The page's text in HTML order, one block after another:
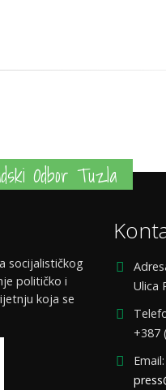
Odbor Tuzla
socijalističkog
političko i
koja se
Ulica
+387
Email: